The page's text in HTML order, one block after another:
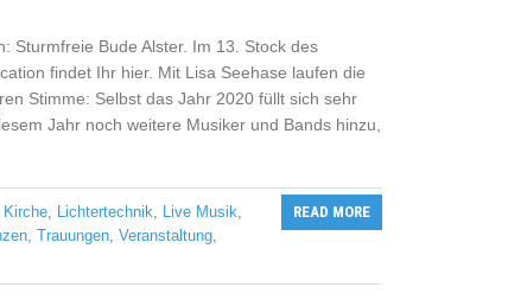
Sturmfreie Bude Alster. Im 13. Stock des
findet Ihr hier. Mit Lisa Seehase laufen die
Stimme: Selbst das Jahr 2020 füllt sich sehr
Jahr noch weitere Musiker und Bands hinzu,
Kirche, Lichtertechnik, Live Musik,
, Trauungen, Veranstaltung,
READ MORE